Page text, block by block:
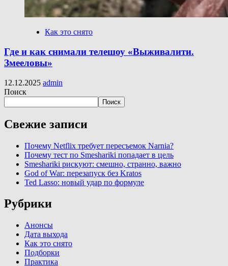
Как это снято
Где и как снимали телешоу «Выживалити.
Змееловы»
12.12.2025 admin
Поиск
Поиск
Свежие записи
Почему Netflix требует пересъемок Narnia?
Почему тест по Smeshariki попадает в цель
Smeshariki рискуют: смешно, странно, важно
God of War: перезапуск без Kratos
Ted Lasso: новый удар по формуле
Рубрики
Анонсы
Дата выхода
Как это снято
Подборки
Практика